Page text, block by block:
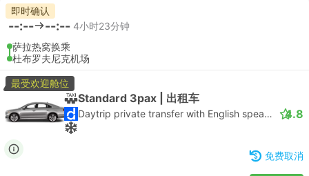
即时确认
--:-- --:-- 4小时23分钟
萨拉热窝换乘
杜布罗夫尼克机场
最受欢迎舱位
Standard 3pax | 出租车
Daytrip private transfer with English speaking driver 4.8
免费取消